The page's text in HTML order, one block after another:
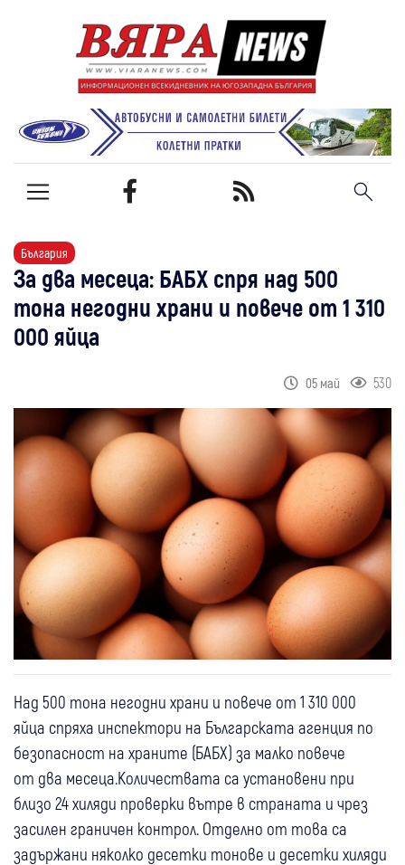
България
За два месеца: БАБХ спря над 500
тона негодни храни и повече от 1 310
000 яйца
05 май 530
Над 500 тона негодни храни и повече от 1 310 000
яйца спряха инспектори на Българската агенция по
безопасност на храните (БАБХ) за малко повече
от два месеца.Количествата са установени при
близо 24 хиляди проверки вътре в страната и чрез
засилен граничен контрол. Отделно от това са
задържани няколко десетки тонове и десетки хиляди